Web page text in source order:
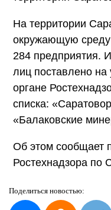
На территории
окружающую среду
284 предприятия.
лиц поставлено на
органе
списка:
«Балаковские
Об этом сообщает
Ростехнадзора по
Поделиться новостью: